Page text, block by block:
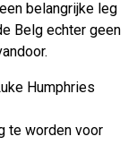
belangrijke leg
Belg echter geen
Humphries
te worden voor